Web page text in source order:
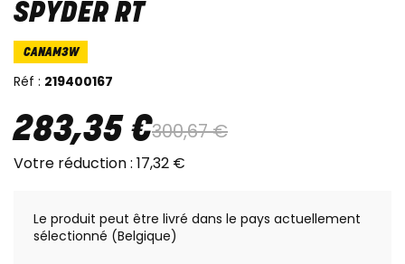
SPYDER RT
CANAM3W
Réf : 219400167
283,35 €300,67€
Votre réduction : 17,32 €
Le produit peut être livré dans le pays actuellement
sélectionné (Belgique)